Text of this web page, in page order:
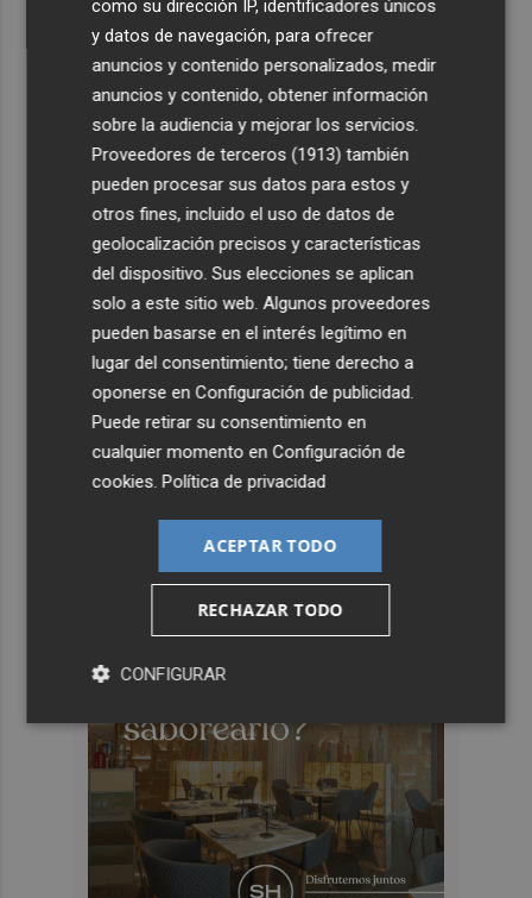
como su dirección IP, identificadores únicos
y datos de navegación, para ofrecer
anuncios y contenido personalizados, medir
anuncios y contenido, obtener información
sobre la audiencia y mejorar los servicios.
Proveedores de terceros (1913) también
pueden procesar sus datos para estos y
otros fines, incluido el uso de datos de
geolocalización precisos y características
del dispositivo. Sus elecciones se aplican
solo a este sitio web. Algunos proveedores
pueden basarse en el interés legítimo en
lugar del consentimiento; tiene derecho a
oponerse enConfiguración de publicidad
Puede retirar su consentimiento en
cualquier momento enConfiguración de
cookies .Política de privacidad
ACEPTAR TODO
RECHAZAR TODO
CONFIGURAR